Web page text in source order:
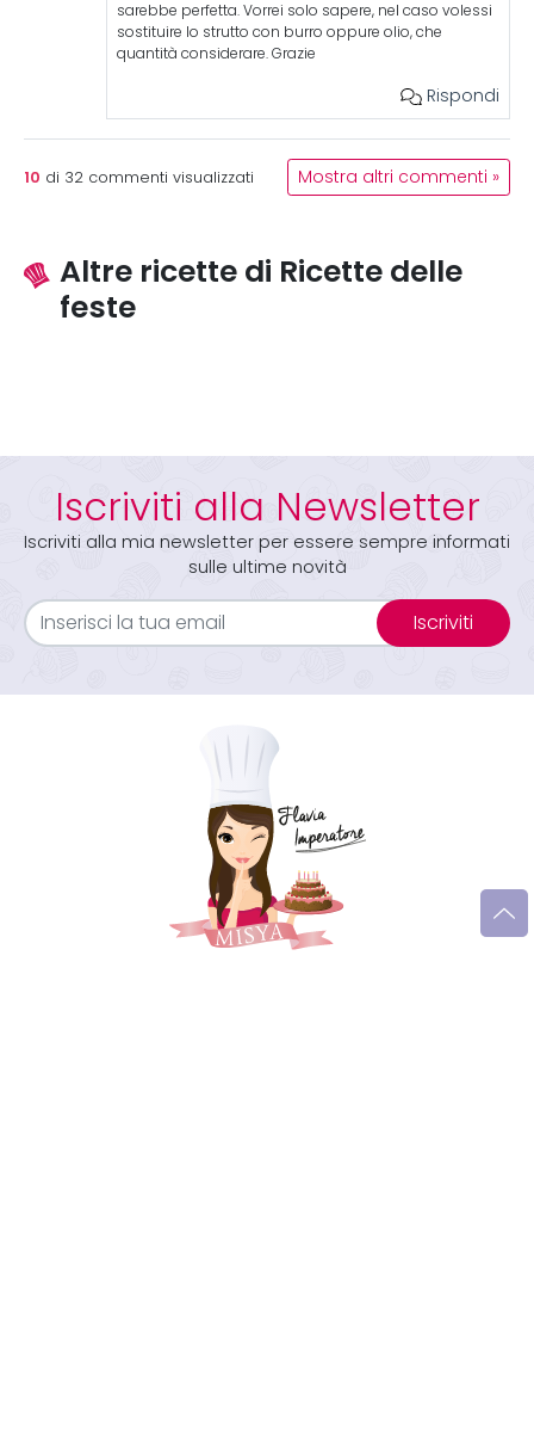
sarebbe perfetta. Vorrei solo sapere, nel caso volessi
sostituire lo strutto con burro oppure olio, che
quantità considerare. Grazie
Rispondi
10 di 32 commenti visualizzati Mostra altri commenti »
Altre ricette di Ricette delle
feste
Iscriviti alla Newsletter
Iscriviti alla mia newsletter per essere sempre informati
sulle ultime novità
Iscriviti